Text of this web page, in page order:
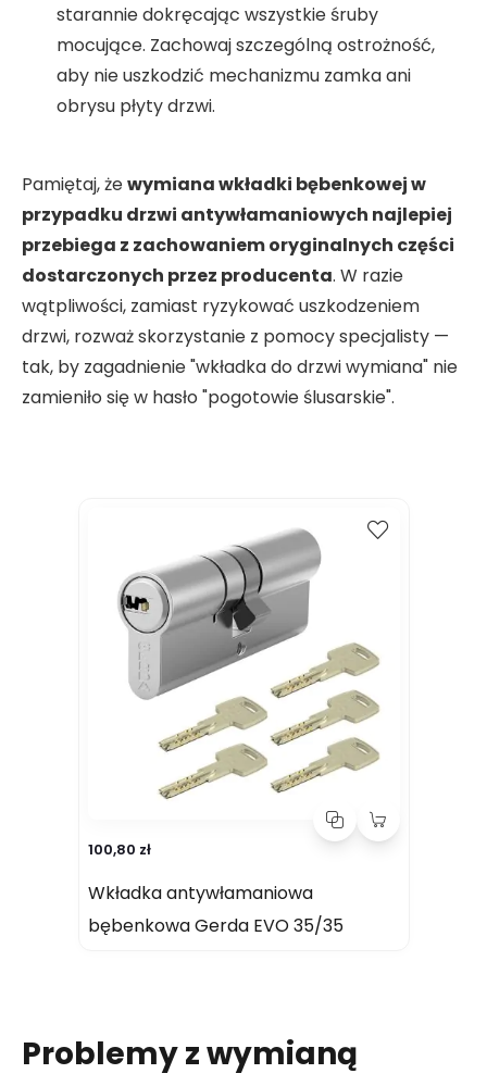
starannie dokręcając wszystkie śruby
mocujące. Zachowaj szczególną ostrożność,
aby nie uszkodzić mechanizmu zamka ani
obrysu płyty drzwi.
Pamiętaj, żewymiana wkładki bębenkowej w
przypadku drzwi antywłamaniowych najlepiej
przebiega z zachowaniem oryginalnych części
dostarczonych przez producenta. W razie
wątpliwości, zamiast ryzykować uszkodzeniem
drzwi, rozważ skorzystanie z pomocy specjalisty —
tak, by zagadnienie "wkładka do drzwi wymiana" nie
zamieniło się w hasło "pogotowie ślusarskie".
100,80 zł
Wkładka antywłamaniowa
bębenkowa Gerda EVO 35/35
Problemy z wymianą